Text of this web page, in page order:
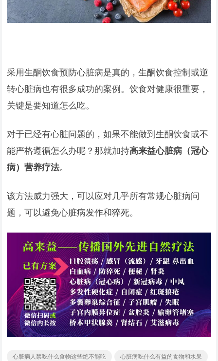
采用生酮饮食预防心脏病是真的，生酮饮食控制或逆
转心脏病也有很多成功的案例。饮食对健康很重要，
关键是要知道怎么吃。
对于已经有心脏问题的，如果不能做到生酮饮食或不
能严格遵循怎么办呢？那就加持高来益心脏病（冠心
病）营养疗法。
该方法威力强大，可以应对几乎所有常规心脏病问
题，可以避免心脏病发作和猝死。
心脏病人禁吃什么食物这些绝不能吃
心脏病吃什么有益的食物和水果